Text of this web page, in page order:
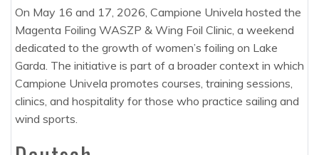
On May 16 and 17, 2026, Campione Univela hosted the
Magenta Foiling WASZP & Wing Foil Clinic, a weekend
dedicated to the growth of women’s foiling on Lake
Garda. The initiative is part of a broader context in which
Campione Univela promotes courses, training sessions,
clinics, and hospitality for those who practice sailing and
wind sports.